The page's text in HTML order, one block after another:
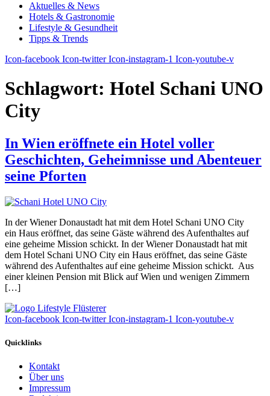
Aktuelles & News
Hotels & Gastronomie
Lifestyle & Gesundheit
Tipps & Trends
Icon-facebook Icon-twitter Icon-instagram-1 Icon-youtube-v
Schlagwort: Hotel Schani UNO
City
In Wien eröffnete ein Hotel voller
Geschichten, Geheimnisse und Abenteuer
seine Pforten
In der Wiener Donaustadt hat mit dem Hotel Schani UNO City
ein Haus eröffnet, das seine Gäste während des Aufenthaltes auf
eine geheime Mission schickt. In der Wiener Donaustadt hat mit
dem Hotel Schani UNO City ein Haus eröffnet, das seine Gäste
während des Aufenthaltes auf eine geheime Mission schickt. Aus
einer kleinen Pension mit Blick auf Wien und wenigen Zimmern
[…]
Icon-facebook Icon-twitter Icon-instagram-1 Icon-youtube-v
Quicklinks
Kontakt
Über uns
Impressum